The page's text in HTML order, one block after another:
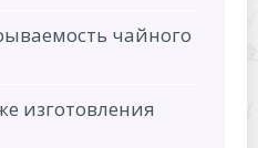
чайного
изготовления